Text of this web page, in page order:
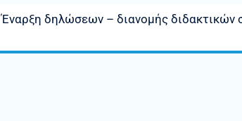
Next
post:
Έναρξη δηλώσεων – διανομής διδακτικών